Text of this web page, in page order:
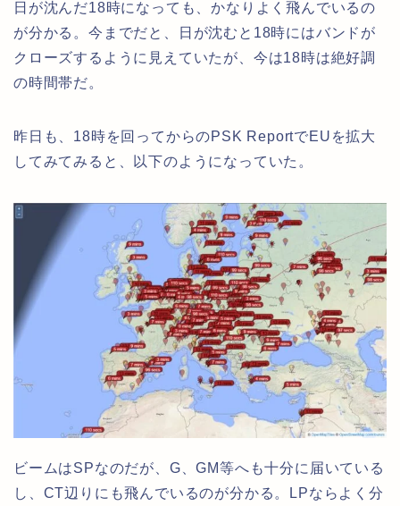
日が沈んだ18時になっても、かなりよく飛んでいるの
が分かる。今までだと、日が沈むと18時にはバンドが
クローズするように見えていたが、今は18時は絶好調
の時間帯だ。
昨日も、18時を回ってからのPSK ReportでEUを拡大
してみてみると、以下のようになっていた。
ビームはSPなのだが、G、GM等へも十分に届いている
し、CT辺りにも飛んでいるのが分かる。LPならよく分